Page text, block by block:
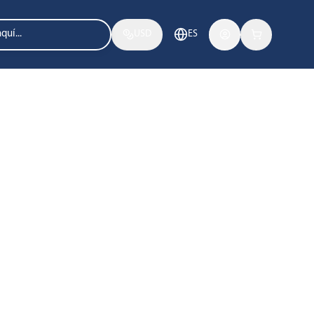
ES